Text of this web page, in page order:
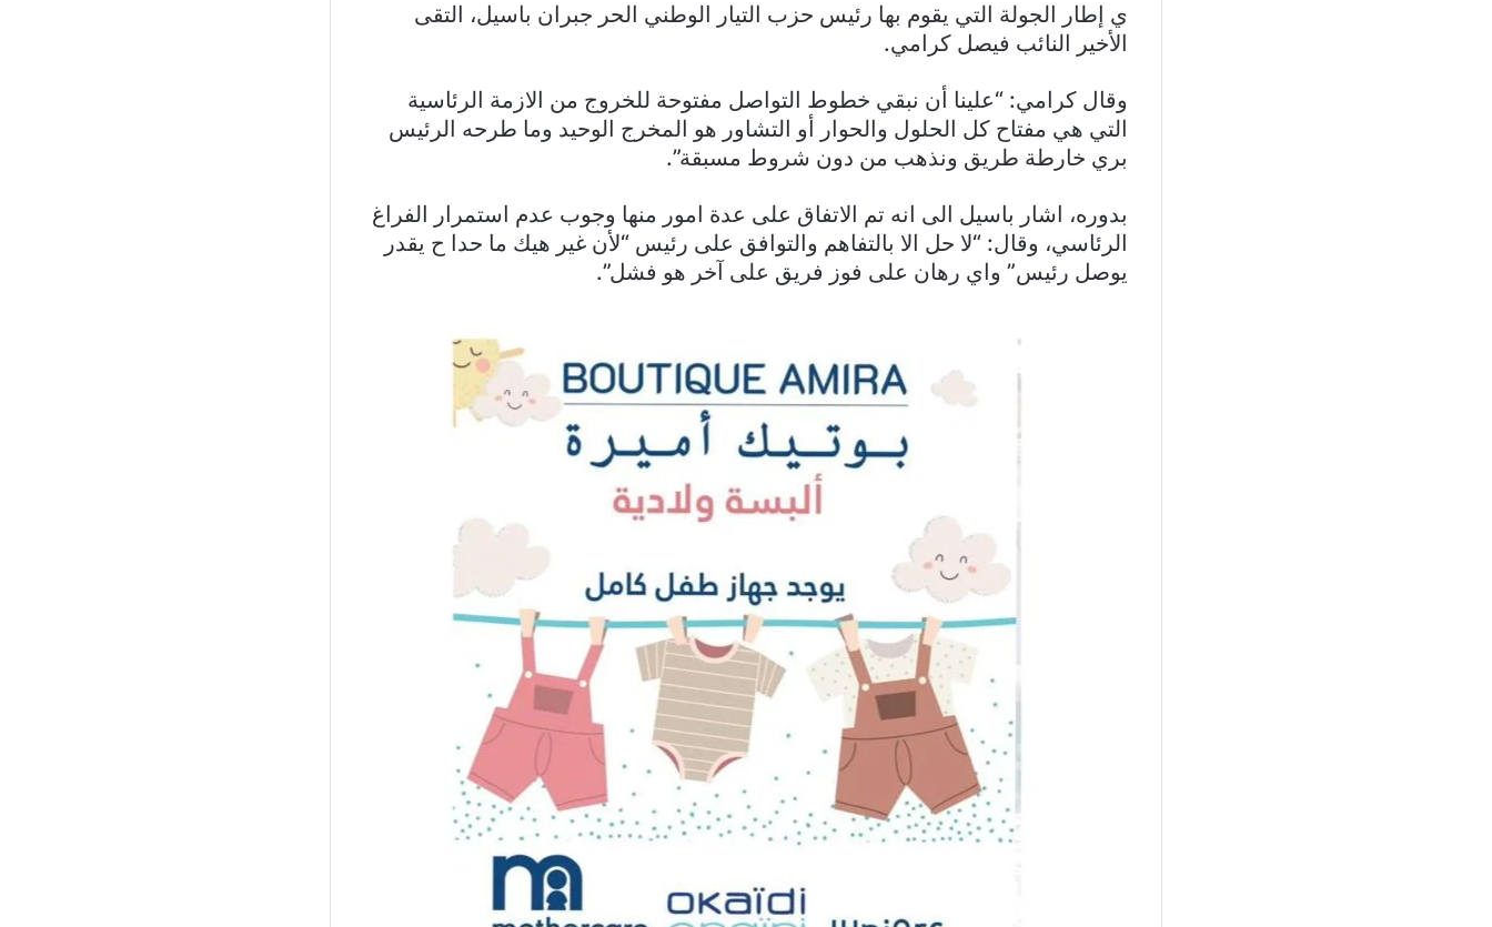
ي إطار الجولة التي يقوم بها رئيس حزب التيار الوطني الحر جبران باسيل، التقى
الأخير النائب فيصل كرامي.
وقال كرامي: “علينا أن نبقي خطوط التواصل مفتوحة للخروج من الازمة الرئاسية
التي هي مفتاح كل الحلول والحوار أو التشاور هو المخرج الوحيد وما طرحه الرئيس
بري خارطة طريق ونذهب من دون شروط مسبقة”.
بدوره، اشار باسيل الى انه تم الاتفاق على عدة امور منها وجوب عدم استمرار الفراغ
الرئاسي، وقال: “لا حل الا بالتفاهم والتوافق على رئيس “لأن غير هيك ما حدا ح يقدر
يوصل رئيس” واي رهان على فوز فريق على آخر هو فشل”.